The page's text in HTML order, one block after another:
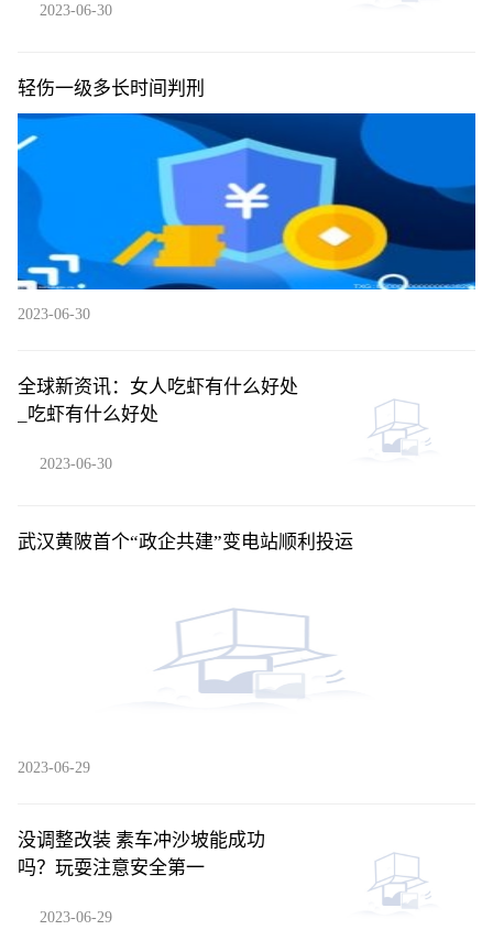
2023-06-30
轻伤一级多长时间判刑
2023-06-30
全球新资讯：女人吃虾有什么好处
_吃虾有什么好处
2023-06-30
武汉黄陂首个“政企共建”变电站顺利投运
2023-06-29
没调整改装 素车冲沙坡能成功
吗？玩耍注意安全第一
2023-06-29